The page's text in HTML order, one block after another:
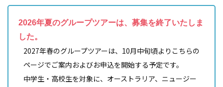
2026年夏のグループツアーは、募集を終了いたしま
した。
2027年春のグループツアーは、10月中旬頃よりこちらの
ページでご案内およびお申込を開始する予定です。
中学生・高校生を対象に、オーストラリア、ニュージー